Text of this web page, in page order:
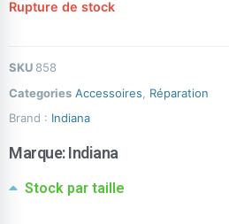
Rupture de stock
SKU 858
Categories Accessoires, Réparation
Brand : Indiana
Marque:Indiana
Stock par taille